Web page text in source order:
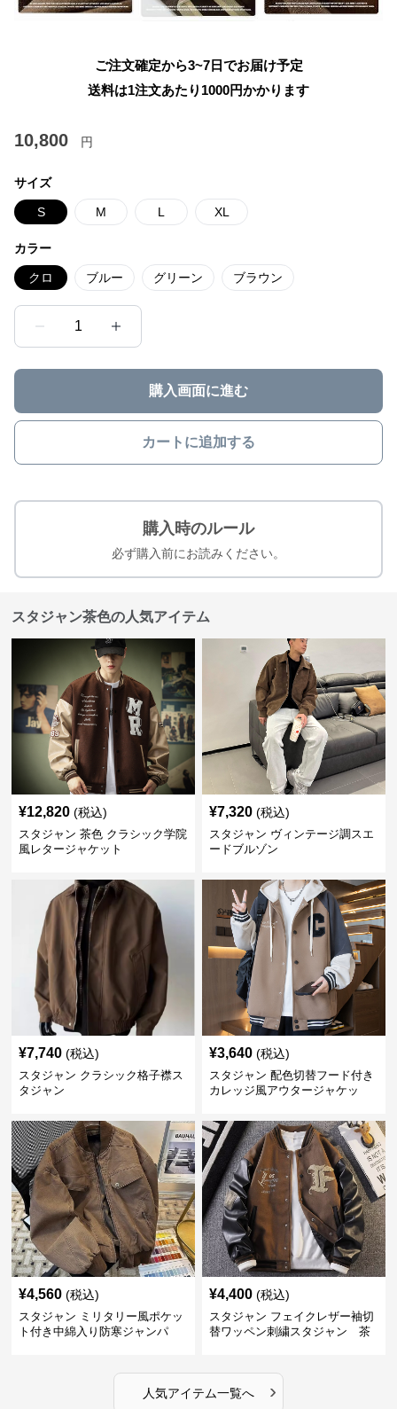
ご注文確定から3~7日でお届け予定
送料は1注文あたり 1000円かかります
10,800 円
サイズ
S M L XL
カラー
クロ ブルー グリーン ブラウン
1
購入画面に進む
カートに追加する
購入時のルール
必ず購入前にお読みください。
スタジャン茶色の人気アイテム
¥12,820 (税込)
スタジャン 茶色 クラシック学院
風レタージャケット
¥7,320 (税込)
スタジャン ヴィンテージ調スエ
ードブルゾン
¥7,740 (税込)
スタジャン クラシック格子襟ス
タジャン
¥3,640 (税込)
スタジャン 配色切替フード付き
カレッジ風アウタージャケッ
¥4,560 (税込)
スタジャン ミリタリー風ポケッ
ト付き中綿入り防寒ジャンパ
¥4,400 (税込)
スタジャン フェイクレザー袖切
替ワッペン刺繍スタジャン 茶
人気アイテム一覧へ ›